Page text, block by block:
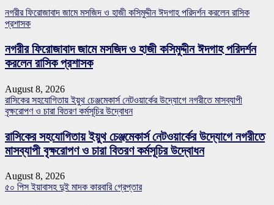
নগরীর ফিরোজাবাদ জামে মসজিদ ও হাজী কসিমুদ্দীন ঈদগাহ পরিদর্শন করলেন রাসিক
প্রশাসক
নগরীর ফিরোজাবাদ জামে মসজিদ ও হাজী কসিমুদ্দীন ঈদগাহ পরিদর্শন
করলেন রাসিক প্রশাসক
August 8, 2026
রাসিকের সহযোগিতায় ইয়ুথ চেঞ্জমেকার্স নেটওয়ার্কের উদ্যোগে নগরীতে মাসব্যাপী
বৃক্ষরোপণ ও চারা বিতরণ কর্মসূচির উদ্বোধন
রাসিকের সহযোগিতায় ইয়ুথ চেঞ্জমেকার্স নেটওয়ার্কের উদ্যোগে নগরীতে
মাসব্যাপী বৃক্ষরোপণ ও চারা বিতরণ কর্মসূচির উদ্বোধন
August 8, 2026
৫০ পিস ইয়াবাসহ দুই মাদক কারবারি গ্রেপ্তার